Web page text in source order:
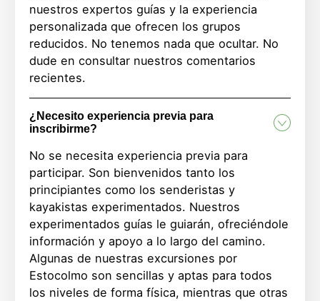
nuestros expertos guías y la experiencia
personalizada que ofrecen los grupos
reducidos. No tenemos nada que ocultar. No
dude en consultar nuestros comentarios
recientes.
¿Necesito experiencia previa para
inscribirme?
No se necesita experiencia previa para
participar. Son bienvenidos tanto los
principiantes como los senderistas y
kayakistas experimentados. Nuestros
experimentados guías le guiarán, ofreciéndole
información y apoyo a lo largo del camino.
Algunas de nuestras excursiones por
Estocolmo son sencillas y aptas para todos
los niveles de forma física, mientras que otras